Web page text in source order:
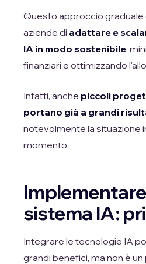
Questo approccio graduale
aziende di adattare e
IA in modo sostenibile,
finanziari e ottimizzando
Infatti, anche piccoli
portano già a grandi
notevolmente la situazione
momento.
sistema IA:
Integrare le tecnologie IA
grandi benefici, ma non è